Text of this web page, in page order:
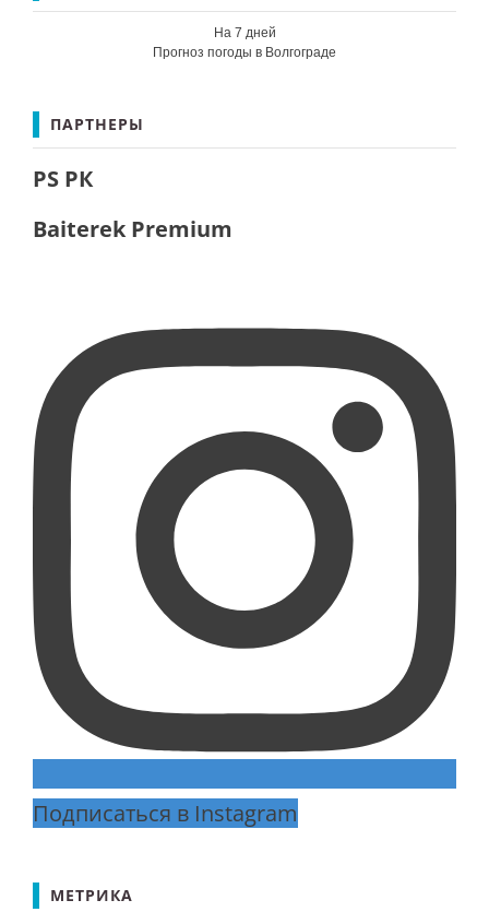
На 7 дней
Прогноз погоды в Волгограде
ПАРТНЕРЫ
PS РК
Baiterek Premium
Подписаться в Instagram
МЕТРИКА